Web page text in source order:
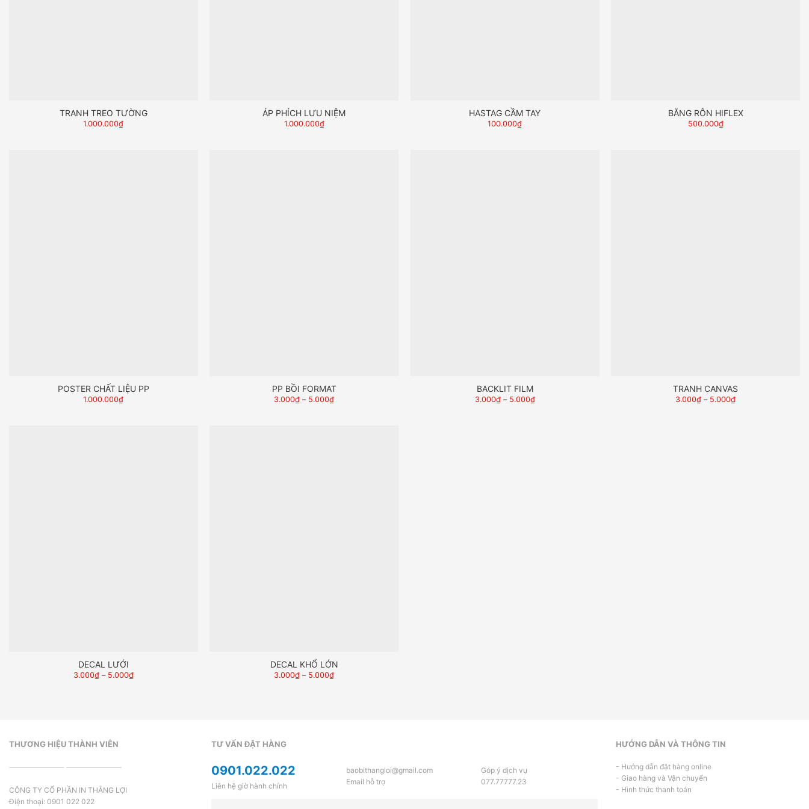
TRANH TREO TƯỜNG
1.000.000₫
ÁP PHÍCH LƯU NIỆM
1.000.000₫
HASTAG CẦM TAY
100.000₫
BĂNG RÔN HIFLEX
500.000₫
POSTER CHẤT LIỆU PP
1.000.000₫
PP BỒI FORMAT
3.000₫ – 5.000₫
BACKLIT FILM
3.000₫– 5.000₫
TRANH CANVAS
3.000₫ – 5.000₫
DECAL LƯỚI
3.000₫– 5.000₫
DECAL KHỔ LỚN
3.000₫ – 5.000₫
THƯƠNG HIỆU THÀNH VIÊN
CÔNG TY CỔ PHẦN IN THẮNG LỢI
Điện thoại: 0901 022 022
TƯ VẤN ĐẶT HÀNG
0901.022.022
Liên hệ giờ hành chính
baobithangloi@gmail.com
Email hỗ trợ
Góp ý dịch vụ
077.77777.23
HƯỚNG DẪN VÀ THÔNG TIN
- Hướng dẫn đặt hàng online
- Giao hàng và Vận chuyển
- Hình thức thanh toán